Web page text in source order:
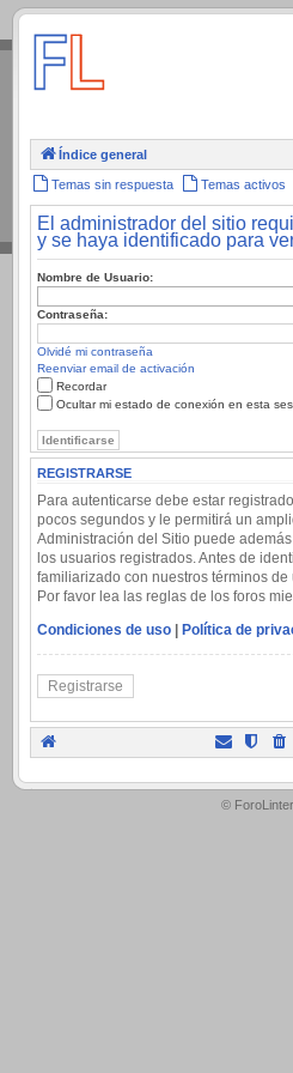
.
Índice general
Temas sin respuesta Temas activos
El administrador del sitio
y se haya identificado para
Nombre de Usuario:
Contraseña:
Olvidé mi contraseña
Reenviar email de activación
Recordar
Ocultar mi estado de conexión en esta
REGISTRARSE
Para autenticarse debe estar
pocos segundos y le permitirá un
Administración del Sitio puede
los usuarios registrados. Antes de
familiarizado con nuestros términos
Por favor lea las reglas de los foros
Condiciones de uso | Política de
Registrarse
.
©